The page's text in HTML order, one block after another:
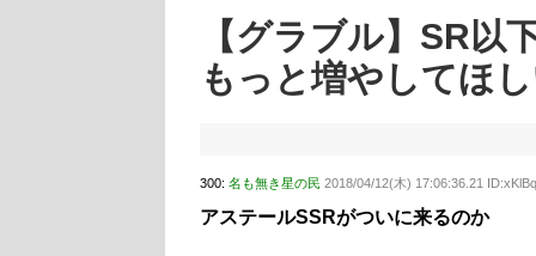
【グラブル】SR以
もっと増やしてほ
300: 名も無き星の民 2018/04/12(木) 17:06:36.21
アステールSSRがついに来るのか